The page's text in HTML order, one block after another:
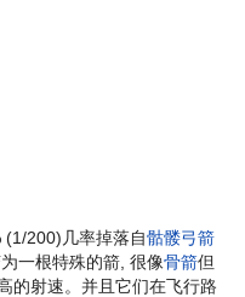
(1/200)几率掉落自骷髅弓箭
一根特殊的箭, 很像骨箭但
的射速。并且它们在飞行路